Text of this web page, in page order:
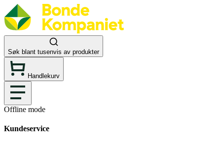
Søk blant tusenvis av produkter
Handlekurv
Offline mode
Kundeservice